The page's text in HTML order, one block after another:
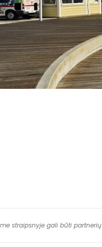
straipsnyje gali būti